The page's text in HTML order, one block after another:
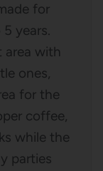
for
years.
area with
ones,
for the
coffee,
while the
parties